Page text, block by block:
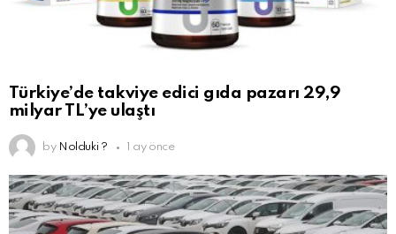
Türkiye’de takviye edici gıda pazarı 29,9
milyar TL’ye ulaştı
by Nolduki ? 1 ay önce